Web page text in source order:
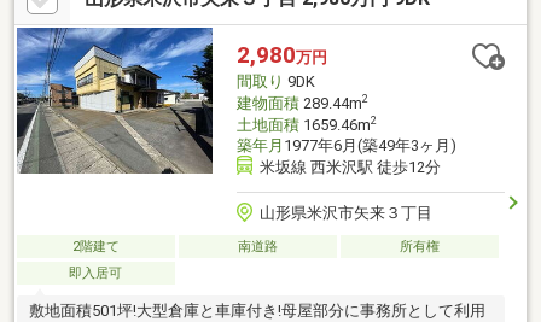
2,980万円
間取り 9DK
建物面積289.44m2
土地面積1659.46m2
築年月 1977年6月(築49年3ヶ月)
米坂線 西米沢駅 徒歩12分
山形県米沢市矢来３丁目
2階建て 南道路
所有権
即入居可
敷地面積501坪!大型倉庫と車庫付き!母屋部分に事務所として利用